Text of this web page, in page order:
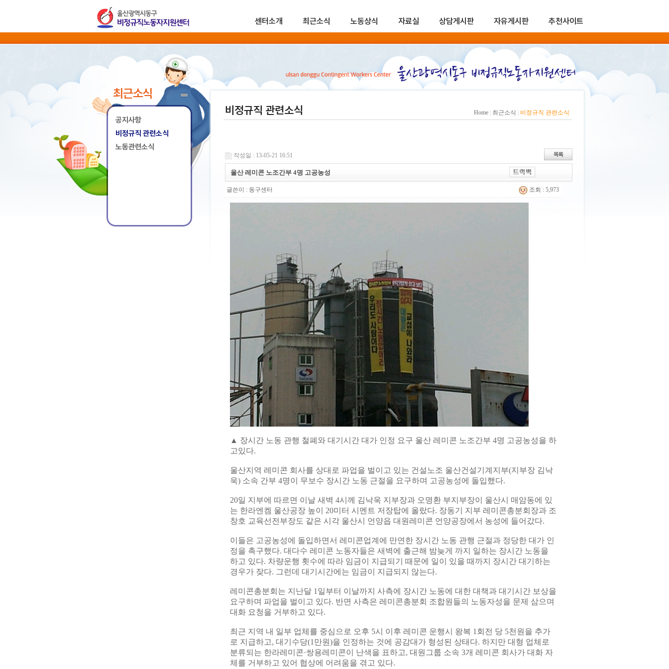
센터소개 최근소식 노동상식 자료실 상담게시판 자유게시판 추천사이트
최근소식
공지사항
비정규직 관련소식
노동관련소식
비정규직 관련소식 Home 최근소식 비정규직 관련소식
작성일 : 13-05-21 16:51
울산 레미콘 노조간부 4명 고공농성
글쓴이 : 동구센터 조회 : 5,973
▲ 장시간 노동 관행 철폐와 대기시간 대가 인정 요구 울산 레미콘 노조간부 4명 고공농성을 하
고있다.
울산지역 레미콘 회사를 상대로 파업을 벌이고 있는 건설노조 울산건설기계지부(지부장 김낙
욱) 소속 간부 4명이 무보수 장시간 노동 근절을 요구하며 고공농성에 돌입했다.
20일 지부에 따르면 이날 새벽 4시께 김낙욱 지부장과 오명환 부지부장이 울산시 매암동에 있
는 한라엔켐 울산공장 높이 20미터 시멘트 저장탑에 올랐다. 장동기 지부 레미콘총분회장과 조
창호 교육선전부장도 같은 시각 울산시 언양읍 대원레미콘 언양공장에서 농성에 들어갔다.
이들은 고공농성에 돌입하면서 레미콘업계에 만연한 장시간 노동 관행 근절과 정당한 대가 인
정을 촉구했다. 대다수 레미콘 노동자들은 새벽에 출근해 밤늦게 까지 일하는 장시간 노동을
하고 있다. 차량운행 횟수에 따라 임금이 지급되기 때문에 일이 있을 때까지 장시간 대기하는
경우가 잦다. 그런데 대기시간에는 임금이 지급되지 않는다.
레미콘총분회는 지난달 1일부터 이날까지 사측에 장시간 노동에 대한 대책과 대기시간 보상을
요구하며 파업을 벌이고 있다. 반면 사측은 레미콘총분회 조합원들의 노동자성을 문제 삼으며
대화 요청을 거부하고 있다.
최근 지역 내 일부 업체를 중심으로 오후 5시 이후 레미콘 운행시 왕복 1회전 당 5천원을 추가
로 지급하고, 대기수당(1만원)을 인정하는 것에 공감대가 형성된 상태다. 하지만 대형 업체로
분류되는 한라레미콘·쌍용레미콘이 난색을 표하고, 대원그룹 소속 3개 레미콘 회사가 대화 자
체를 거부하고 있어 협상에 어려움을 겪고 있다.